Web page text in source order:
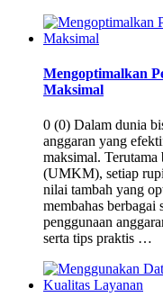
Mengoptimalkan
Maksimal
0 (0) Dalam dunia
anggaran yang
maksimal. Terutama
(UMKM), setiap
nilai tambah yang
membahas
penggunaan
serta tips praktis …